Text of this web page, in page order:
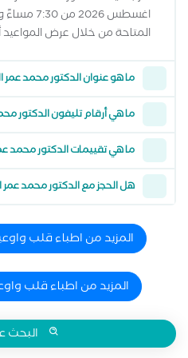
اغسطس
المتاحة من خلال عرض المواعيد
ما هو عنوان الدكتور محمد عمر
ما هي أرقام تليفون الدكتور
ما هي تقييمات الدكتور محمد
هل الحجز مع الدكتور محمد عمر
المزيد من اطباء قلب
المزيد من اطباء قلب
البحث